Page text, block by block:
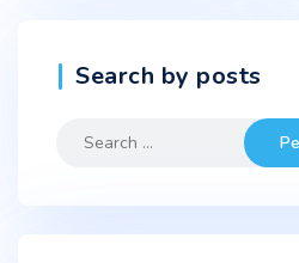
Search by posts
Search